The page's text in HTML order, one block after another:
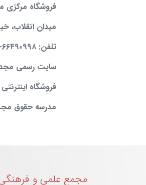
فروشگاه مرکزی
ميدان انقلاب،
تلفن: ۶۶۴۹۰۹۹۸- ۶۶۴۸۶۸۷۴
سایت رسمی
فروشگاه
مدرسه حقوق
مجمع علمی و